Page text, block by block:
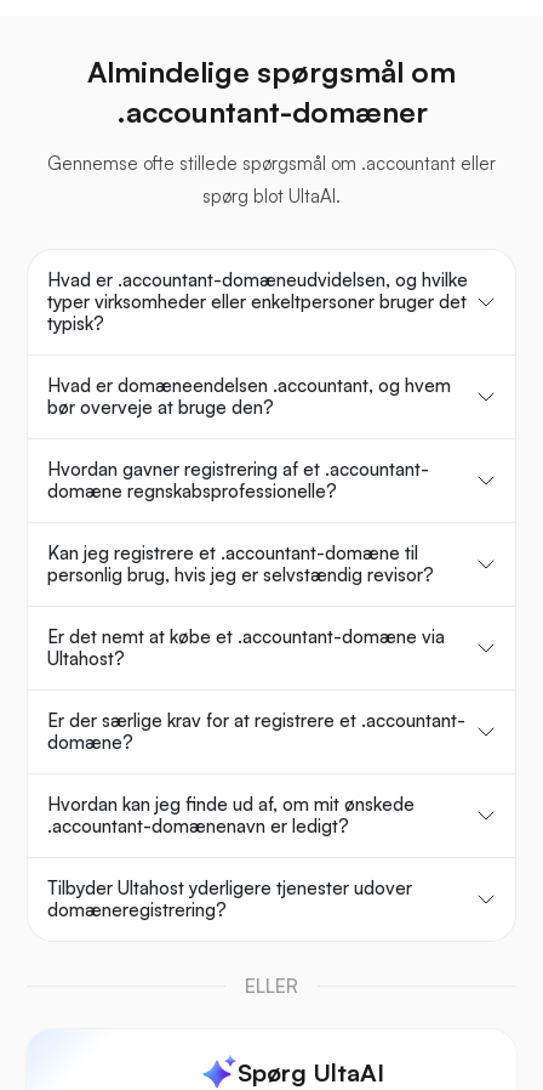
Almindelige spørgsmål om
.accountant-domæner
Gennemse ofte stillede spørgsmål om .accountant eller
spørg blot UltaAI.
Hvad er .accountant-domæneudvidelsen, og hvilke
typer virksomheder eller enkeltpersoner bruger det
typisk?
Hvad er domæneendelsen .accountant, og hvem
bør overveje at bruge den?
Hvordan gavner registrering af et .accountant-
domæne regnskabsprofessionelle?
Kan jeg registrere et .accountant-domæne til
personlig brug, hvis jeg er selvstændig revisor?
Er det nemt at købe et .accountant-domæne via
Ultahost?
Er der særlige krav for at registrere et .accountant-
domæne?
Hvordan kan jeg finde ud af, om mit ønskede
.accountant-domænenavn er ledigt?
Tilbyder Ultahost yderligere tjenester udover
domæneregistrering?
ELLER
Spørg UltaAI